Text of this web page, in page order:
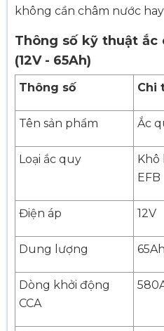
không cần châm nước
Thông số kỹ thuật ắc
(12V - 65Ah)
Thông số Chi
Tên sản phẩm Ắc
Loại ắc quy
Khô
EFB
Điện áp 12V
Dung lượng 65Ah
Dòng khởi động
CCA